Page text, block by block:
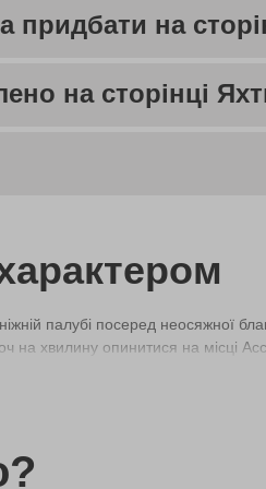
придбати на
на сторінці
палубі посеред неосяжної
хвилину опинитися на місці